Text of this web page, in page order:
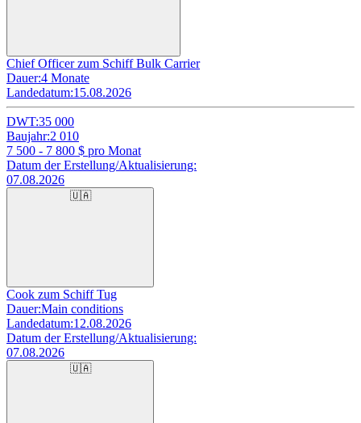
Chief Officer zum Schiff Bulk Carrier
Dauer:4 Monate
Landedatum:15.08.2026
DWT:35 000
Baujahr:2 010
7 500 - 7 800 $ pro Monat
Datum der Erstellung/Aktualisierung:
07.08.2026
🇺🇦
Cook zum Schiff Tug
Dauer:Main conditions
Landedatum:12.08.2026
Datum der Erstellung/Aktualisierung:
07.08.2026
🇺🇦